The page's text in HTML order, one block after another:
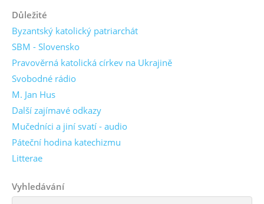
Důležité
Byzantský katolický patriarchát
SBM - Slovensko
Pravověrná katolická církev na Ukrajině
Svobodné rádio
M. Jan Hus
Další zajímavé odkazy
Mučedníci a jiní svatí - audio
Páteční hodina katechizmu
Litterae
Vyhledávání